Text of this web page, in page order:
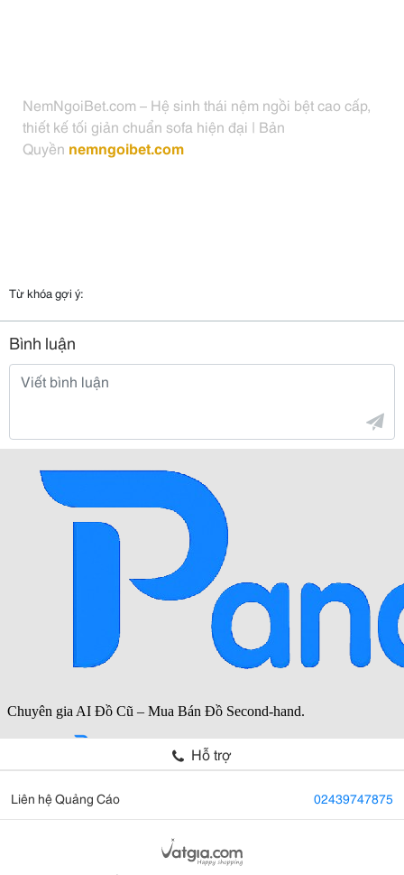
NemNgoiBet.com – Hệ sinh thái nệm ngồi bệt cao cấp,
thiết kế tối giản chuẩn sofa hiện đại | Bản
Quyền nemngoibet.com
Từ khóa gợi ý:
Bình luận
Hỗ trợ
Liên hệ Quảng Cáo 02439747875